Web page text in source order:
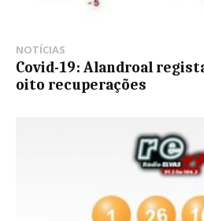
NOTÍCIAS
Covid-19: Alandroal
oito recuperações